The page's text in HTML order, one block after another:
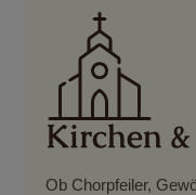
Kirchen
Ob Chorpfeiler,